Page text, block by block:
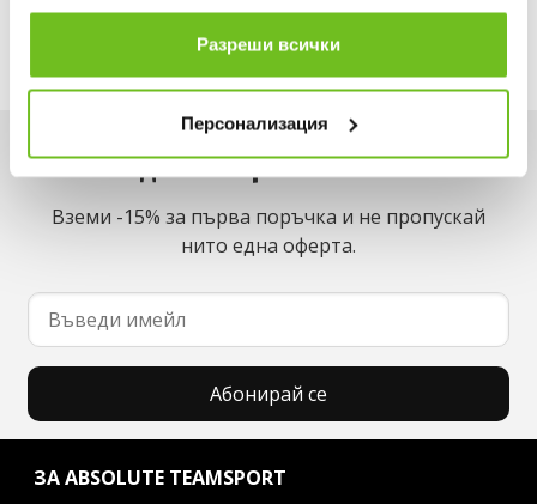
ползването от Ваша страна на услугите им.
Разреши всички
Персонализация
Искаш да си първи в списъка ни?
Вземи -15% за първа поръчка и не пропускай
нито една оферта.
Абонирай се
ЗА ABSOLUTE TEAMSPORT